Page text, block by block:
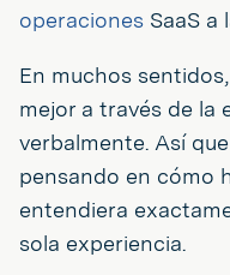
operaciones SaaS a
En muchos
mejor a través de la
verbalmente. Así
pensando en cómo
entendiera
sola experiencia.